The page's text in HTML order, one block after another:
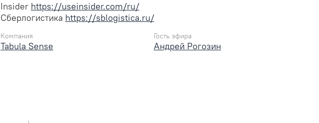
Insider https://useinsider.com/ru/
Сберлогистика https://sblogistica.ru/
Компания
Tabula Sense
Гость эфира
Андрей Рогозин